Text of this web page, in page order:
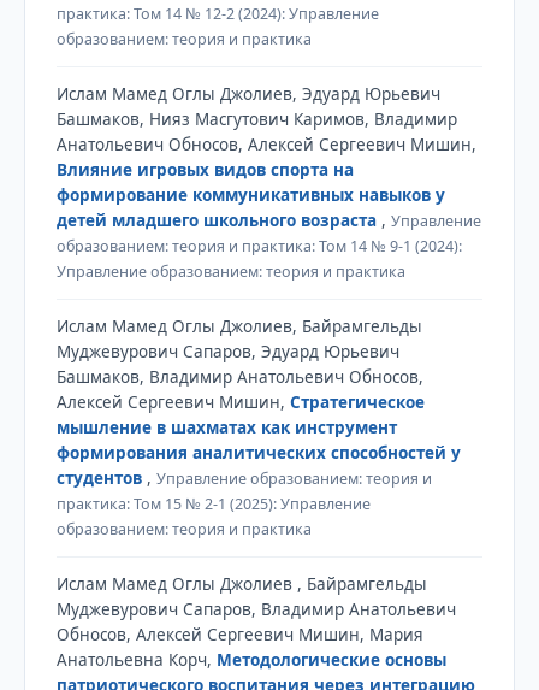
практика: Том 14 № 12-2 (2024): Управление
образованием: теория и практика
Ислам Мамед Оглы Джолиев, Эдуард Юрьевич
Башмаков, Нияз Масгутович Каримов, Владимир
Анатольевич Обносов, Алексей Сергеевич Мишин,
Влияние игровых видов спорта на
формирование коммуникативных навыков у
детей младшего школьного возраста , Управление
образованием: теория и практика: Том 14 № 9-1 (2024):
Управление образованием: теория и практика
Ислам Мамед Оглы Джолиев, Байрамгельды
Муджевурович Сапаров, Эдуард Юрьевич
Башмаков, Владимир Анатольевич Обносов,
Алексей Сергеевич Мишин, Стратегическое
мышление в шахматах как инструмент
формирования аналитических способностей у
студентов , Управление образованием: теория и
практика: Том 15 № 2-1 (2025): Управление
образованием: теория и практика
Ислам Мамед Оглы Джолиев , Байрамгельды
Муджевурович Сапаров, Владимир Анатольевич
Обносов, Алексей Сергеевич Мишин, Мария
Анатольевна Корч, Методологические основы
патриотического воспитания через интеграцию